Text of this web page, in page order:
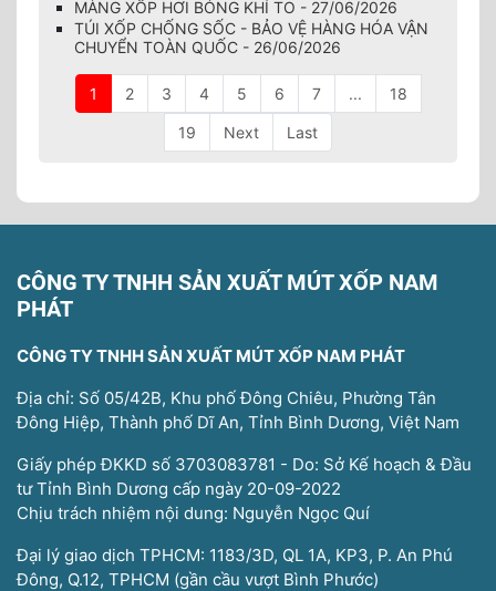
MÀNG XỐP HƠI BÓNG KHÍ TO - 27/06/2026
TÚI XỐP CHỐNG SỐC - BẢO VỆ HÀNG HÓA VẬN
CHUYỂN TOÀN QUỐC - 26/06/2026
1 2 3 4 5 6 7 ... 18
19 Next Last
CÔNG TY TNHH SẢN XUẤT MÚT XỐP NAM
PHÁT
CÔNG TY TNHH SẢN XUẤT MÚT XỐP NAM PHÁT
Địa chỉ: Số 05/42B, Khu phố Đông Chiêu, Phường Tân
Đông Hiệp, Thành phố Dĩ An, Tỉnh Bình Dương, Việt Nam
Giấy phép ĐKKD số 3703083781 - Do: Sở Kế hoạch & Đầu
tư Tỉnh Bình Dương cấp ngày 20-09-2022
Chịu trách nhiệm nội dung: Nguyễn Ngọc Quí
Đại lý giao dịch TPHCM: 1183/3D, QL 1A, KP3, P. An Phú
Đông, Q.12, TPHCM (gần cầu vượt Bình Phước)